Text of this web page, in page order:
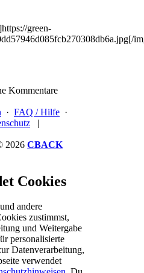
green-
Kommentare
· FAQ / Hilfe ·
|
2026 CBACK
Cookies
andere
zustimmst,
und Weitergabe
personalisierte
Datenverarbeitung,
verwendet